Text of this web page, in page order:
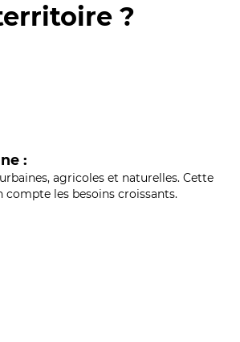
?
:
agricoles et naturelles. Cette
les besoins croissants.